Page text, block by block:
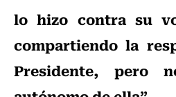
lo hizo contra su
compartiendo la
Presidente, pero